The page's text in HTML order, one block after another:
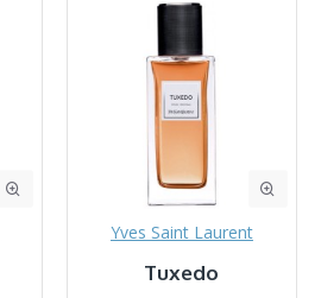
Yves Saint Laurent
Tuxedo